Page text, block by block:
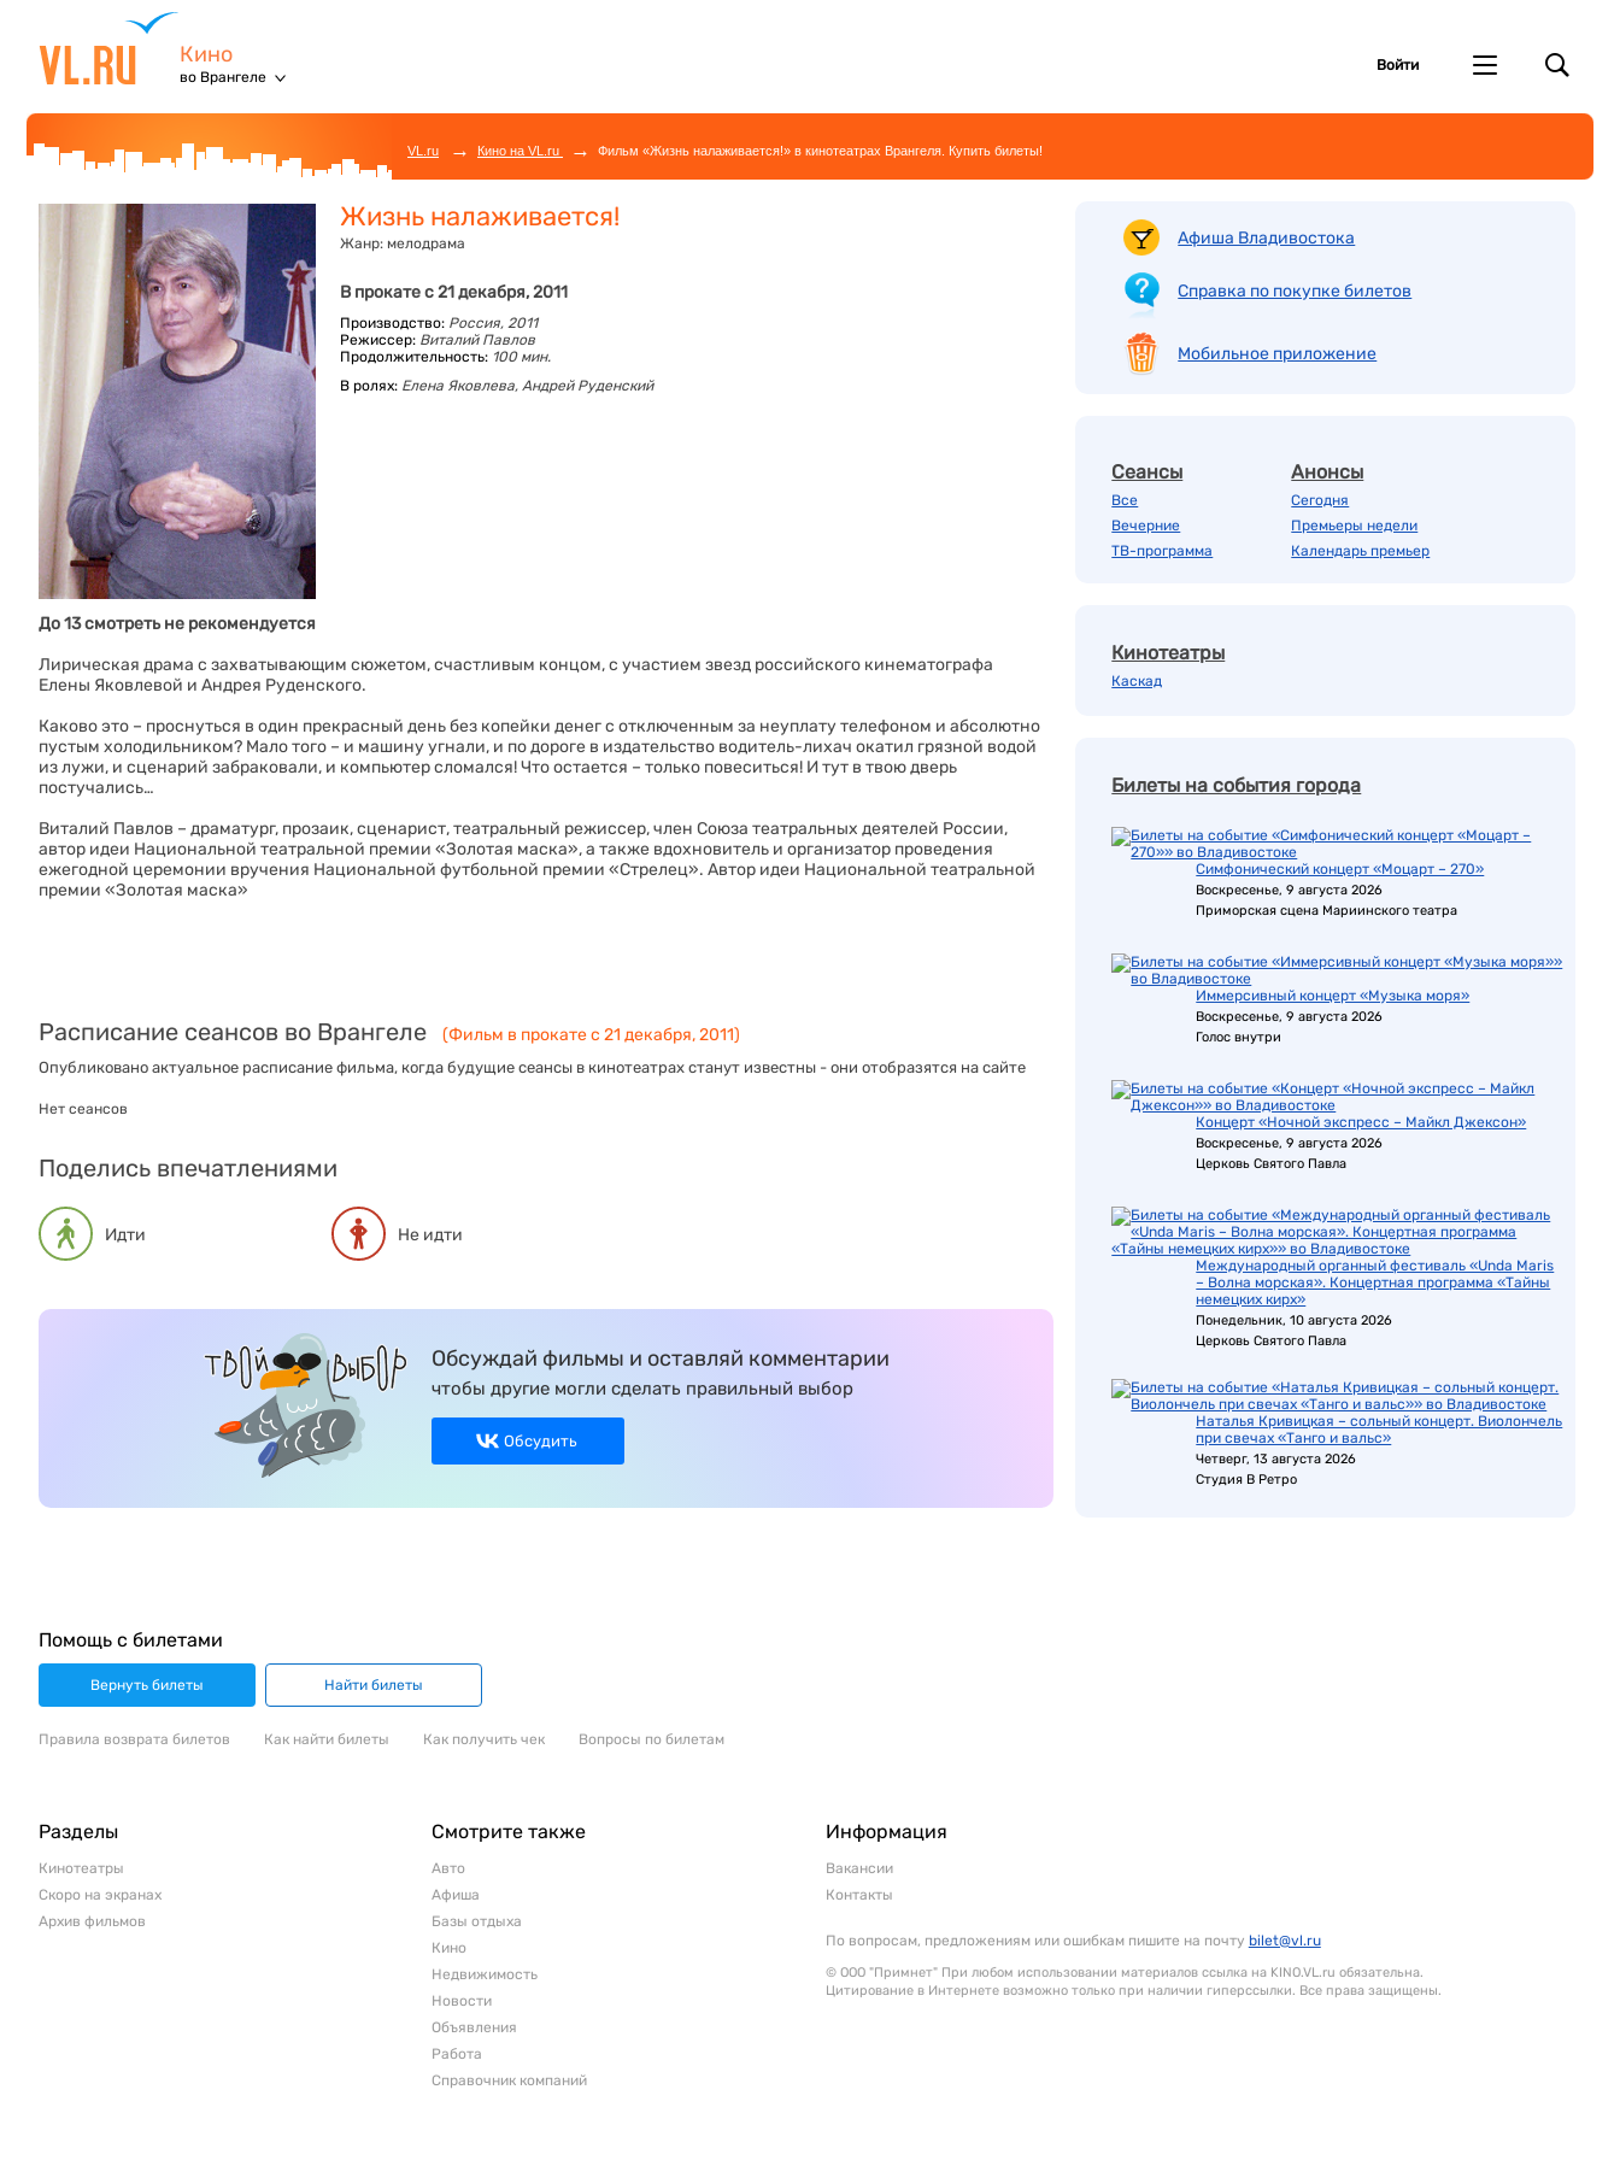
Кино
во Врангеле
Войти
VL.ru → Кино на VL.ru → Фильм «Жизнь налаживается!» в кинотеатрах Врангеля. Купить билеты!
Жизнь налаживается!
Жанр: мелодрама
В прокате с 21 декабря, 2011
Производство: Россия, 2011
Режиссер: Виталий Павлов
Продолжительность: 100 мин.
В ролях: Елена Яковлева, Андрей Руденский
До 13 смотреть не рекомендуется
Лирическая драма с захватывающим сюжетом, счастливым концом, с участием звезд российского кинематографа
Елены Яковлевой и Андрея Руденского.
Каково это – проснуться в один прекрасный день без копейки денег с отключенным за неуплату телефоном и абсолютно
пустым холодильником? Мало того – и машину угнали, и по дороге в издательство водитель-лихач окатил грязной водой
из лужи, и сценарий забраковали, и компьютер сломался! Что остается – только повеситься! И тут в твою дверь
постучались…
Виталий Павлов – драматург, прозаик, сценарист, театральный режиссер, член Союза театральных деятелей России,
автор идеи Национальной театральной премии «Золотая маска», а также вдохновитель и организатор проведения
ежегодной церемонии вручения Национальной футбольной премии «Стрелец». Автор идеи Национальной театральной
премии «Золотая маска»
Расписание сеансов во Врангеле (Фильм в прокате с 21 декабря, 2011)
Опубликовано актуальное расписание фильма, когда будущие сеансы в кинотеатрах станут известны - они отобразятся на сайте
Нет сеансов
Поделись впечатлениями
Идти Не идти
Обсуждай фильмы и оставляй комментарии
чтобы другие могли сделать правильный выбор
Обсудить
Афиша Владивостока
Справка по покупке билетов
Мобильное приложение
Сеансы
Все
Вечерние
ТВ-программа
Анонсы
Сегодня
Премьеры недели
Календарь премьер
Кинотеатры
Каскад
Билеты на события города
Симфонический концерт «Моцарт – 270»
Воскресенье, 9 августа 2026
Приморская сцена Мариинского театра
Иммерсивный концерт «Музыка моря»
Воскресенье, 9 августа 2026
Голос внутри
Концерт «Ночной экспресс – Майкл Джексон»
Воскресенье, 9 августа 2026
Церковь Святого Павла
Международный органный фестиваль «Unda Maris
– Волна морская». Концертная программа «Тайны
немецких кирх»
Понедельник, 10 августа 2026
Церковь Святого Павла
Наталья Кривицкая – сольный концерт. Виолончель
при свечах «Танго и вальс»
Четверг, 13 августа 2026
Студия В Ретро
Помощь с билетами
Вернуть билеты Найти билеты
Правила возврата билетов Как найти билеты Как получить чек Вопросы по билетам
Разделы
Кинотеатры
Скоро на экранах
Архив фильмов
Смотрите также
Авто
Афиша
Базы отдыха
Кино
Недвижимость
Новости
Объявления
Работа
Справочник компаний
Информация
Вакансии
Контакты
По вопросам, предложениям или ошибкам пишите на почту bilet@vl.ru
© ООО "Примнет" При любом использовании материалов ссылка на KINO.VL.ru обязательна.
Цитирование в Интернете возможно только при наличии гиперссылки. Все права защищены.